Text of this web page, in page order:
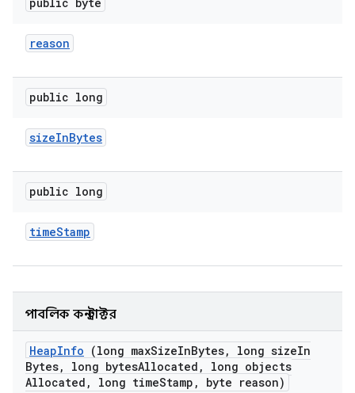
reason
public long
sizeInBytes
public long
timeStamp
পাবলিক কনস্ট্রাক্টর
HeapInfo (long maxSizeInBytes, long sizeIn
Bytes, long bytesAllocated ,
long objects
Allocated , long timeStamp , byte reason)